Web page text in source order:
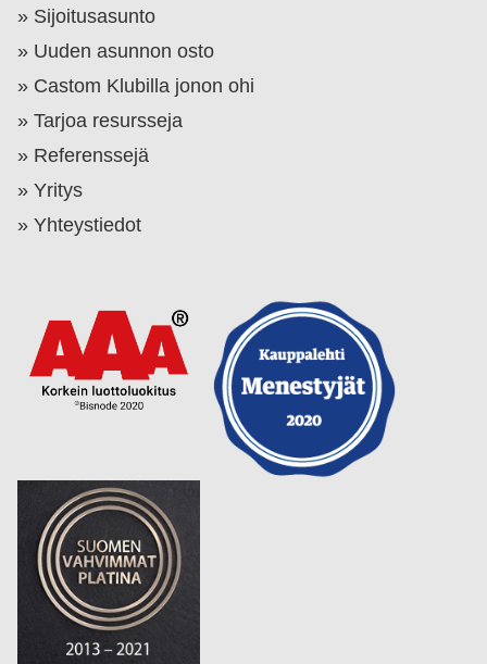
Sijoitusasunto
Uuden asunnon osto
Castom Klubilla jonon ohi
Tarjoa resursseja
Referenssejä
Yritys
Yhteystiedot